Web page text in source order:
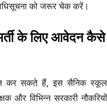
को जरूर चेक करें।
के लिए आवेदन कैसे
कर सकते हैं, इस सैनिक स्कूल
और विभिन्न सरकारी नौकरियों